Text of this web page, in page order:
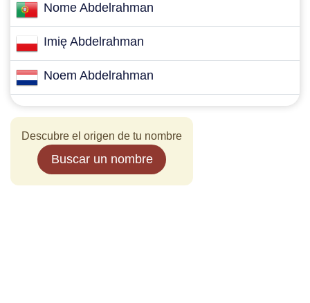
Nome Abdelrahman
Imię Abdelrahman
Noem Abdelrahman
Descubre el origen de tu nombre
Buscar un nombre